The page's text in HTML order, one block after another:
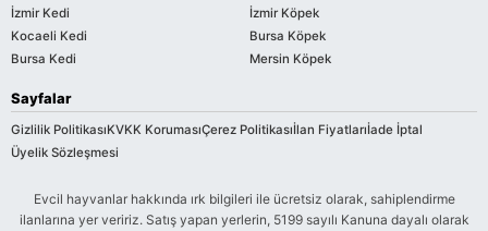
İzmir Kedi
Kocaeli Kedi
Bursa Kedi
İzmir Köpek
Bursa Köpek
Mersin Köpek
Sayfalar
Gizlilik PolitikasıKVKK KorumasıÇerez Politikasıİlan Fiyatlarıİade İptal
Üyelik Sözleşmesi
Evcil hayvanlar hakkında ırk bilgileri ile ücretsiz olarak, sahiplendirme
ilanlarına yer veririz. Satış yapan yerlerin, 5199 sayılı Kanuna dayalı olarak